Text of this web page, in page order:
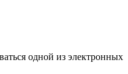
одной из электронных